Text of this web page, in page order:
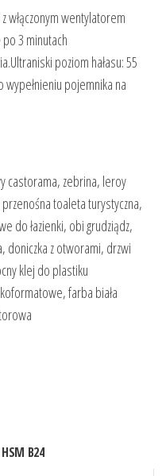
włączonym wentylatorem
3 minutach
poziom hałasu: 55
pojemnika na
castorama, zebrina, leroy
toaleta turystyczna,
do łazienki, obi grudziądz,
doniczka z otworami, drzwi
klej do plastiku
farba biała
HSM B24